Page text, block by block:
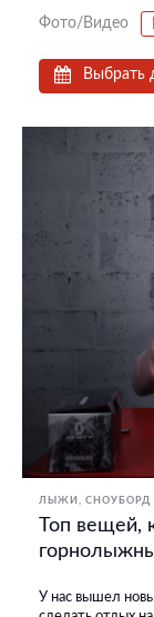
Фото/Видео
Выбрать
ЛЫЖИ, СНОУБОРД
Топ вещей,
У нас вышел